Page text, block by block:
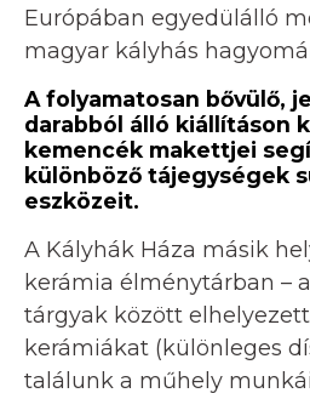
Európában egyedülálló
magyar kályhás
A folyamatosan bővülő,
darabból álló kiállításon
kemencék makettjei
különböző tájegységek
eszközeit.
A Kályhák Háza másik
kerámia élménytárban –
tárgyak között
kerámiákat (különleges
találunk a műhely